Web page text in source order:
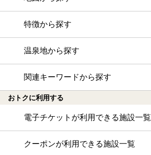
特徴から探す
温泉地から探す
関連キーワードから探す
おトクに利用する
電子チケットが利用できる施設一覧
クーポンが利用できる施設一覧